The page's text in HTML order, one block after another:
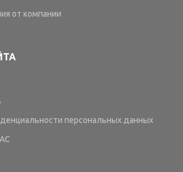
от компании
персональных данных